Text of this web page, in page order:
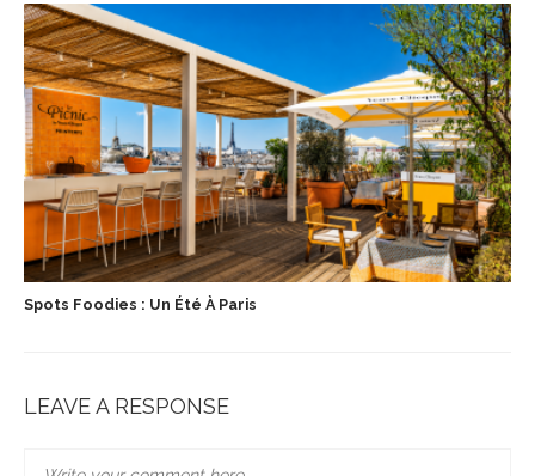
Spots Foodies : Un Été À Paris
LEAVE A RESPONSE